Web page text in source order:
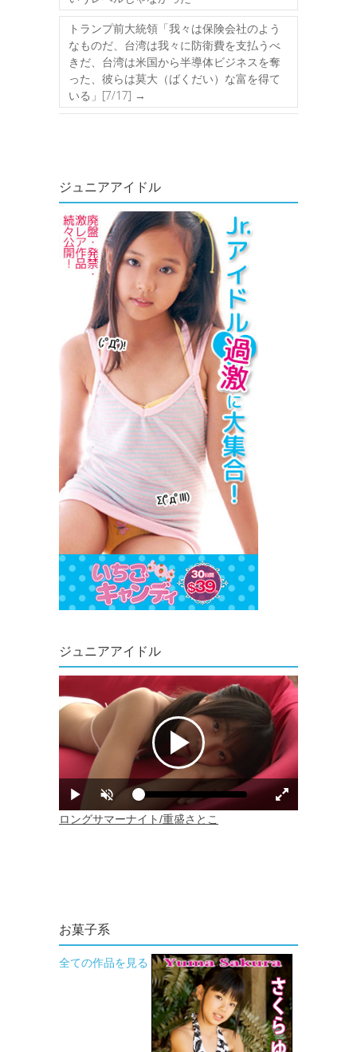
トランプ前大統領「我々は保険会社のよう
なものだ、台湾は我々に防衛費を支払うべ
きだ、台湾は米国から半導体ビジネスを奪
った、彼らは莫大（ばくだい）な富を得て
いる」[7/17] →
ジュニアアイドル
ジュニアアイドル
お菓子系
全ての作品を見る